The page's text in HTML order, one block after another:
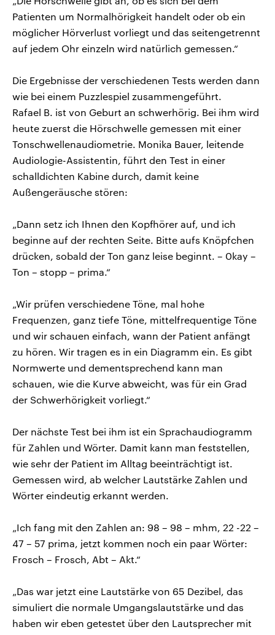
Patienten um Normalhörigkeit handelt oder ob ein
möglicher Hörverlust vorliegt und das seitengetrennt
auf jedem Ohr einzeln wird natürlich gemessen.“
Die Ergebnisse der verschiedenen Tests werden dann
wie bei einem Puzzlespiel zusammengeführt.
Rafael B. ist von Geburt an schwerhörig. Bei ihm wird
heute zuerst die Hörschwelle gemessen mit einer
Tonschwellenaudiometrie. Monika Bauer, leitende
Audiologie-Assistentin, führt den Test in einer
schalldichten Kabine durch, damit keine
Außengeräusche stören:
„Dann setz ich Ihnen den Kopfhörer auf, und ich
beginne auf der rechten Seite. Bitte aufs Knöpfchen
drücken, sobald der Ton ganz leise beginnt. – 0kay –
Ton – stopp – prima.“
„Wir prüfen verschiedene Töne, mal hohe
Frequenzen, ganz tiefe Töne, mittelfrequentige Töne
und wir schauen einfach, wann der Patient anfängt
zu hören. Wir tragen es in ein Diagramm ein. Es gibt
Normwerte und dementsprechend kann man
schauen, wie die Kurve abweicht, was für ein Grad
der Schwerhörigkeit vorliegt.“
Der nächste Test bei ihm ist ein Sprachaudiogramm
für Zahlen und Wörter. Damit kann man feststellen,
wie sehr der Patient im Alltag beeinträchtigt ist.
Gemessen wird, ab welcher Lautstärke Zahlen und
Wörter eindeutig erkannt werden.
„Ich fang mit den Zahlen an: 98 – 98 – mhm, 22 -22 –
47 – 57 prima, jetzt kommen noch ein paar Wörter:
Frosch – Frosch, Abt – Akt.“
„Das war jetzt eine Lautstärke von 65 Dezibel, das
simuliert die normale Umgangslautstärke und das
haben wir eben getestet über den Lautsprecher mit